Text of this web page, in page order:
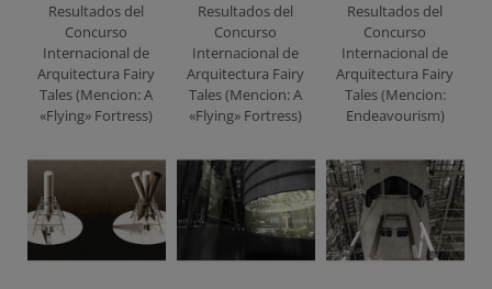
Resultados del
Concurso
Internacional de
Arquitectura Fairy
Tales (Mencion: A
«Flying» Fortress)
Resultados del
Concurso
Internacional de
Arquitectura Fairy
Tales (Mencion: A
«Flying» Fortress)
Resultados del
Concurso
Internacional de
Arquitectura Fairy
Tales (Mencion:
Endeavourism)